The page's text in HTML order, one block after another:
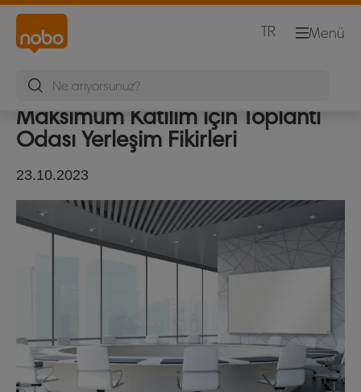
Menü
TR
Maksimum Katılım için Toplantı
Odası Yerleşim Fikirleri
23.10.2023